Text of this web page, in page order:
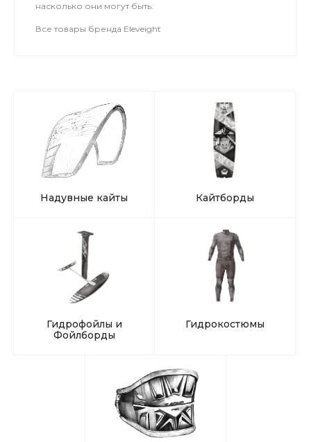
насколько они могут быть.
Все товары бренда Eleveight
Надувные кайты Кайтборды
Гидрофойлы и
Фойлборды
Гидрокостюмы